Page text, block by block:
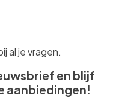
al je vragen.
en blijf
aanbiedingen!